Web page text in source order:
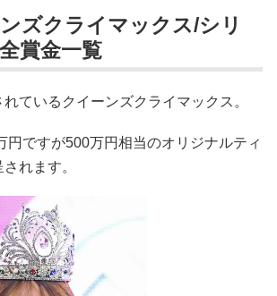
ズクライマックス/シリ
賞金一覧
ているクイーンズクライマックス。
円ですが500万円相当のオリジナルティ
れます。